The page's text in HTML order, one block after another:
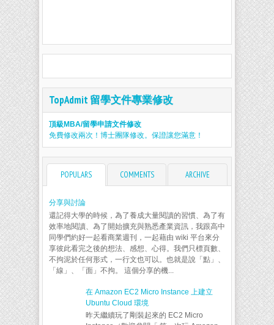
TopAdmit 留學文件專業修改
頂級MBA/留學申請文件修改
免費修改兩次！博士團隊修改。保證讓您滿意！
POPULARS COMMENTS ARCHIVE
分享與討論
還記得大學的時候，為了養成大量閱讀的習慣、為了有
效率地閱讀、為了開始擴充與熟悉產業資訊，我跟高中
同學們約好一起看商業週刊，一起藉由 wiki 平台來分
享彼此看完之後的想法、感想、心得。我們只標頁數、
不拘泥於任何形式，一行文也可以。也就是說「點」、
「線」、「面」不拘。 這個分享的機...
在 Amazon EC2 Micro Instance 上建立
Ubuntu Cloud 環境
昨天繼續玩了剛裝起來的 EC2 Micro